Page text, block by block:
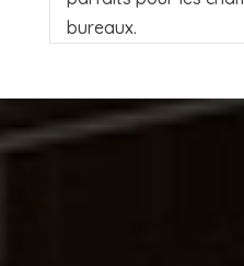
bureaux.